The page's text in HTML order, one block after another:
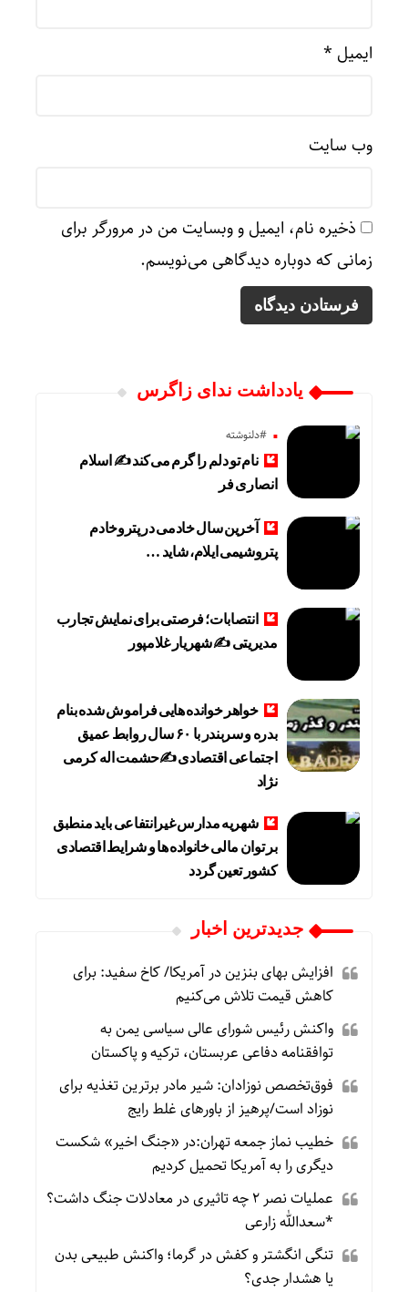
ایمیل *
وب‌ سایت
ذخیره نام، ایمیل و وبسایت من در مرورگر برای
زمانی که دوباره دیدگاهی می‌نویسم.
یادداشت ندای زاگرس
#دلنوشته
نام تو دلم را گرم می‌کند ✍️ اسلام
انصاری فر
آخرین سال خادمی در پتروخادم
پتروشیمی ایلام، شاید …
انتصابات؛ فرصتی برای نمایش تجارب
مدیریتی ✍ شهریار غلامپور
خواهر خوانده هایی فراموش شده بنام
بدره و سربندر با ۶۰ سال روابط عمیق
اجتماعی اقتصادی ✍حشمت اله کرمی
نژاد
شهریه مدارس غیرانتفاعی باید منطبق
بر توان مالی خانواده ها و شرایط اقتصادی
کشور تعین گردد
جديدترين اخبار
افزایش بهای بنزین در آمریکا/ کاخ سفید: برای
کاهش قیمت تلاش می‌کنیم
واکنش رئیس شورای عالی سیاسی یمن به
توافقنامه دفاعی عربستان، ترکیه و پاکستان
فوق‌تخصص نوزادان: شیر مادر برترین تغذیه برای
نوزاد است/پرهیز از باورهای غلط رایج
خطیب نماز جمعه تهران:در «جنگ اخیر» شکست
دیگری را به آمریکا تحمیل کردیم
عملیات نصر ۲ چه تاثیری در معادلات جنگ داشت؟
*سعدالله زارعی
تنگی انگشتر و کفش در گرما؛ واکنش طبیعی بدن
یا هشدار جدی؟